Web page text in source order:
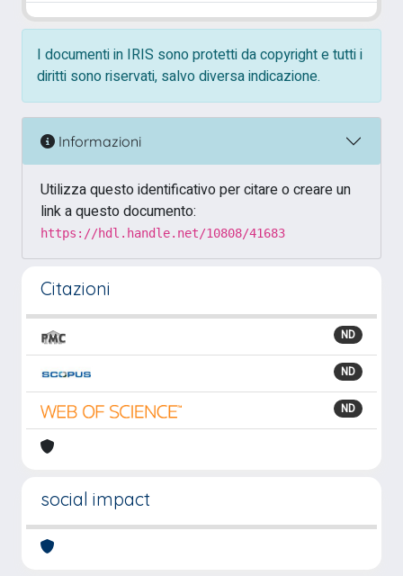
I documenti in IRIS sono protetti da copyright e tutti i
diritti sono riservati, salvo diversa indicazione.
Informazioni
Utilizza questo identificativo per citare o creare un
link a questo documento:
https://hdl.handle.net/10808/41683
Citazioni
ND
ND
ND
social impact